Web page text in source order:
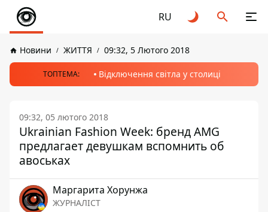
RU
Новини ЖИТТЯ 09:32, 5 Лютого 2018
ТОПТЕМА: Відключення світла у столиці
09:32, 05 лютого 2018
Ukrainian Fashion Week: бренд AMG
предлагает девушкам вспомнить об
авоськах
Маргарита Хорунжа
ЖУРНАЛІСТ